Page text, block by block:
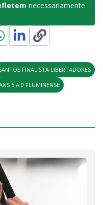
necessariamente
FINALISTA LIBERTADORES
5 A 0 FLUMINENSE